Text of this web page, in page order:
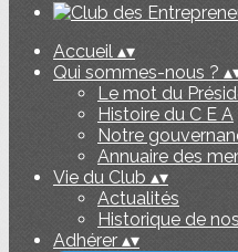
Accueil ▴▾
Qui sommes-nous ? ▴
Le mot du
Histoire du C E A
Notre
Annuaire des
Vie du Club ▴▾
Actualités
Historique de
Adhérer ▴▾